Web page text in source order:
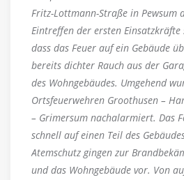
Fritz-Lottmann-Straße in Pewsum
Eintreffen der ersten Einsatzkräfte
dass das Feuer auf ein Gebäude
bereits dichter Rauch aus der
des Wohngebäudes. Umgehend
Ortsfeuerwehren Groothusen –
– Grimersum nachalarmiert. Das
schnell auf einen Teil des
Atemschutz gingen zur
und das Wohngebäude vor. Von